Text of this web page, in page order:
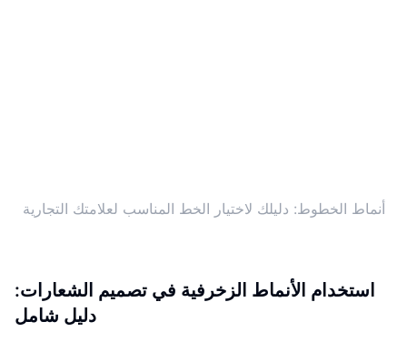
أنماط الخطوط: دليلك لاختيار الخط المناسب لعلامتك التجارية
استخدام الأنماط الزخرفية في تصميم الشعارات:
دليل شامل